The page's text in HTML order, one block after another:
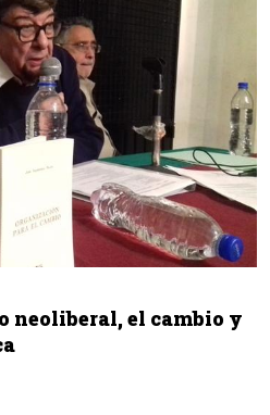
neoliberal, el cambio y